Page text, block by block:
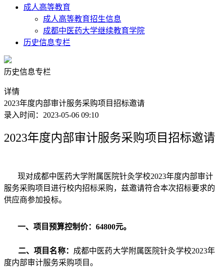
成人高等教育
成人高等教育招生信息
成都中医药大学继续教育学院
历史信息专栏
历史信息专栏
详情
2023年度内部审计服务采购项目招标邀请
录入时间：2023-05-06 09:10
2023年度内部审计服务采购项目招标邀请
现对成都中医药大学附属医院针灸学校2023年度内部审计
服务采购项目进行校内招标采购，兹邀请符合本次招标要求的
供应商参加投标。
一、项目预算控制价： 64800元。
二、项目名称： 成都中医药大学附属医院针灸学校2023年
度内部审计服务采购项目。